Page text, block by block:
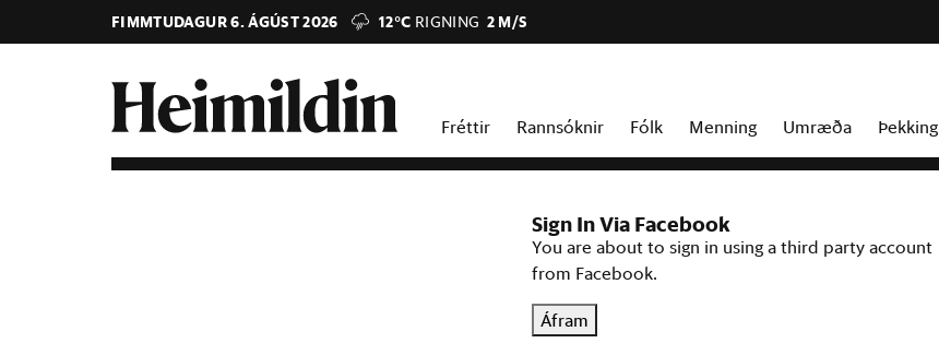
FIMMTUDAGUR 6. ÁGÚST 2026 12°C RIGNING 2 M/S
Fréttir Rannsóknir Fólk Menning Umræða Þekking
Sign In Via Facebook
You are about to sign in using a third party account
from Facebook.
Áfram